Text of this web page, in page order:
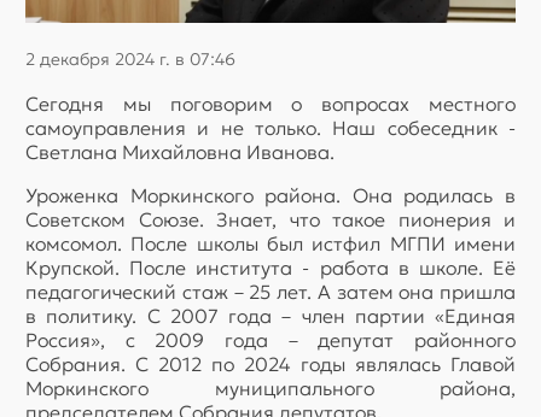
2 декабря 2024 г. в 07:46
Сегодня мы поговорим о вопросах местного
самоуправления и не только. Наш собеседник -
Светлана Михайловна Иванова.
Уроженка Моркинского района. Она родилась в
Советском Союзе. Знает, что такое пионерия и
комсомол. После школы был истфил МГПИ имени
Крупской. После института - работа в школе. Её
педагогический стаж – 25 лет. А затем она пришла
в политику. С 2007 года – член партии «Единая
Россия», с 2009 года – депутат районного
Собрания. С 2012 по 2024 годы являлась Главой
Моркинского муниципального района,
председателем Собрания депутатов.